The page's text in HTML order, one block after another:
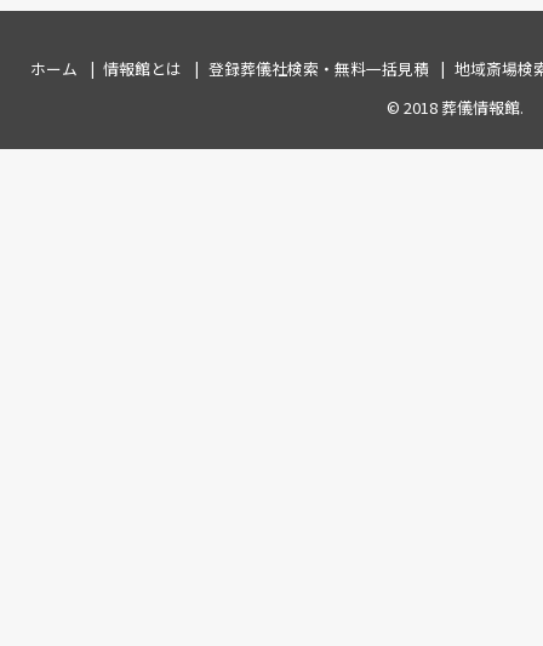
ホーム 情報館とは 登録葬儀社検索・無料一括見積
地域斎場検
© 2018葬儀情報館.